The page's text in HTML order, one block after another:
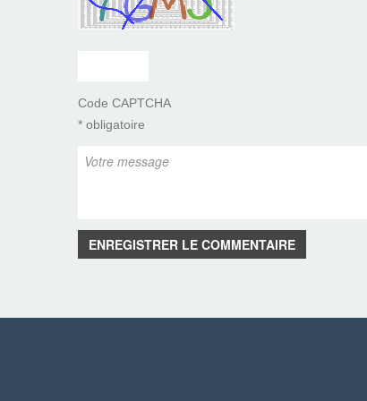
Code CAPTCHA
* obligatoire
ENREGISTRER LE COMMENTAIRE